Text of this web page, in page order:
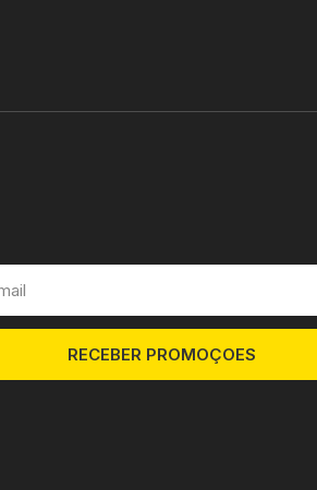
RECEBER PROMOÇOES